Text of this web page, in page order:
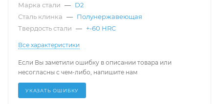
Марка стали — D2
Сталь клинка — Полунержавеющая
Твердость стали — +-60 HRC
Все характеристики
Если Вы заметили ошибку в описании товара или
несогласны с чем-либо, напишите нам
УКАЗАТЬ ОШИБКУ